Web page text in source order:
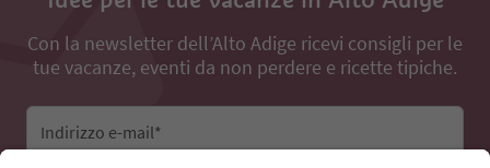
Con la newsletter dell’Alto Adige ricevi consigli per le
tue vacanze, eventi da non perdere e ricette tipiche.
Indirizzo e-mail*